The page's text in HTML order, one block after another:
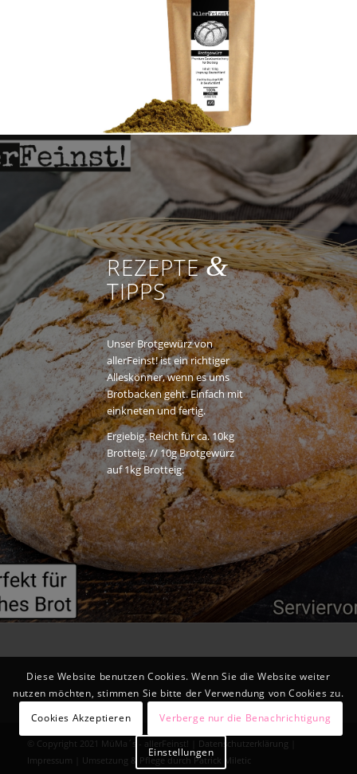
REZEPTE&
TIPPS
Unser Brotgewürz von
allerFeinst! ist ein richtiger
Alleskönner, wenn es ums
Brotbacken geht. Einfach mit
einkneten und fertig.
Ergiebig. Reicht für ca. 10kg
Brotteig. // 10g Brotgewürz
auf 1kg Brotteig.
© Copyright 2021 MüMa´s - allerFeinst! | Datenschutzerklärung
Impressum
| ‎Umsetzung & Pflege durch Patrick Miletic
Diese Website benutzen Cookies. Wenn Sie die Website weiter
nutzen möchten, stimmen Sie bitte der Verwendung von Cookies zu.
Cookies Akzeptieren
Verberge nur die Benachrichtigung
Einstellungen